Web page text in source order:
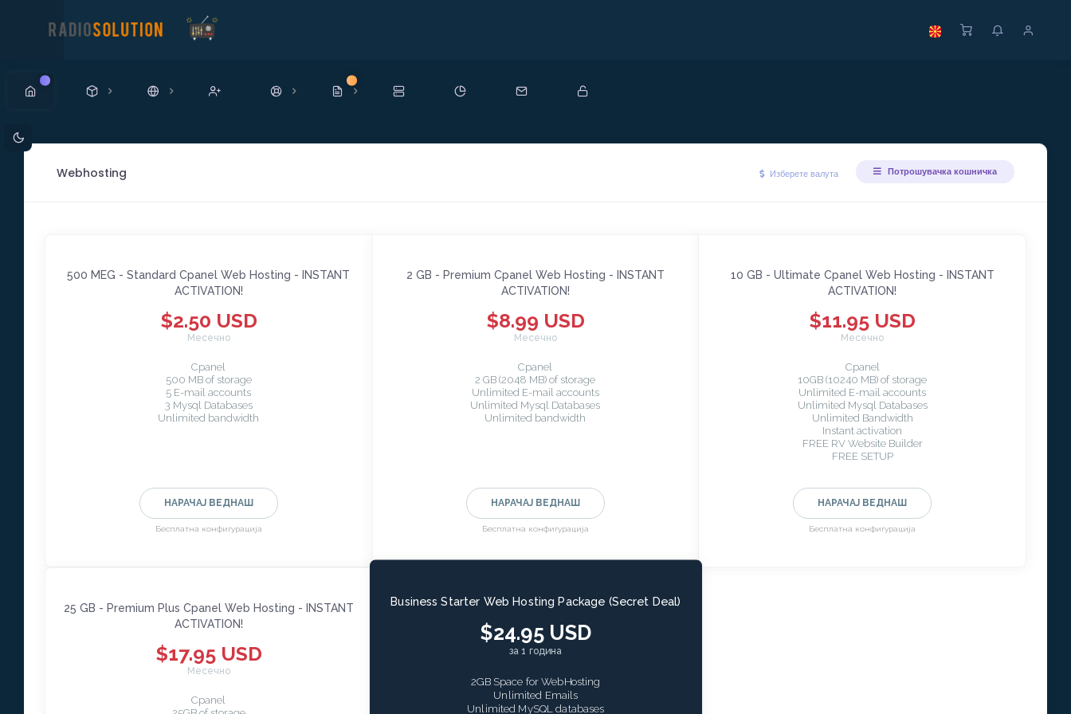
Ново Ново
Webhosting Изберете валута Потрошувачка кошничка
500 MEG - Standard Cpanel Web Hosting - INSTANT
ACTIVATION!
$2.50 USD
Месечно
Cpanel
500 MB of storage
5 E-mail accounts
3 Mysql Databases
Unlimited bandwidth
НАРАЧАЈ ВЕДНАШ
Бесплатна конфигурација
2 GB - Premium Cpanel Web Hosting - INSTANT
ACTIVATION!
$8.99 USD
Месечно
Cpanel
2 GB (2048 MB) of storage
Unlimited E-mail accounts
Unlimited Mysql Databases
Unlimited bandwidth
НАРАЧАЈ ВЕДНАШ
Бесплатна конфигурација
10 GB - Ultimate Cpanel Web Hosting - INSTANT
ACTIVATION!
$11.95 USD
Месечно
Cpanel
10GB (10240 MB) of storage
Unlimited E-mail accounts
Unlimited Mysql Databases
Unlimited Bandwidth
Instant activation
FREE RV Website Builder
FREE SETUP
НАРАЧАЈ ВЕДНАШ
Бесплатна конфигурација
25 GB - Premium Plus Cpanel Web Hosting - INSTANT
ACTIVATION!
$17.95 USD
Месечно
Cpanel
Business Starter Web Hosting Package (Secret Deal)
$24.95 USD
за 1 година
2GB Space for WebHosting
Unlimited Emails
Unlimited MySQL databases